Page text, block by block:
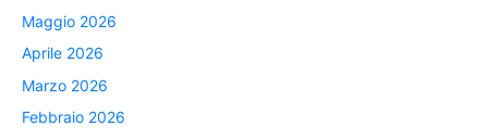
Maggio 2026
Aprile 2026
Marzo 2026
Febbraio 2026